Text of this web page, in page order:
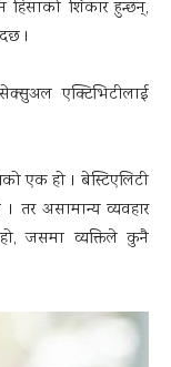
शिकार हुन्छन्,
।
एक्टिभिटीलाई
एक हो । बेस्टिएलिटी
तर असामान्य व्यवहार
हो, जसमा व्यक्तिले कुनै